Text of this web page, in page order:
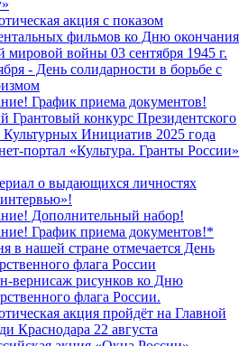
акция с показом
фильмов ко Дню окончания
мировой войны 03 сентября 1945 г.
- День солидарности в борьбе с
График приема документов!
Грантовый конкурс Президентского
Инициатив 2025 года
портал «Культура. Гранты России»
о выдающихся личностях
Дополнительный набор!
График приема документов!*
в нашей стране отмечается День
флага России
вернисаж рисунков ко Дню
флага России.
акция пройдёт на Главной
Краснодара 22 августа